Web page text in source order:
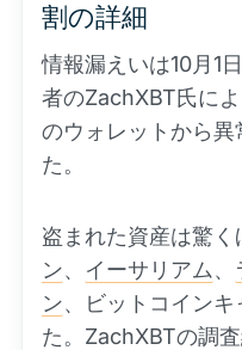
割の詳細
情報漏えいは10月1
者のZachXBT氏に
のウォレットから異
た。
盗まれた資産は驚く
ン、 イーサリアム、
ン、ビットコイン
た。ZachXBTの調